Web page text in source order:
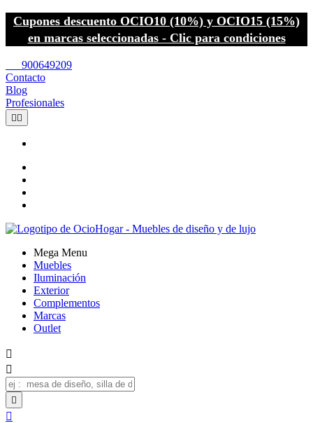
Cupones descuento OCIO10 (10%) y OCIO15 (15%)
en marcas seleccionadas - Clic para condiciones
900649209
Contacto
Blog
Profesionales
 
Mega Menu
Muebles
Iluminación
Exterior
Complementos
Marcas
Outlet



